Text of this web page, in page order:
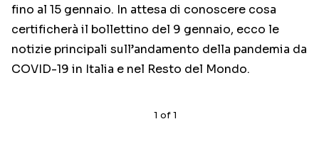
fino al 15 gennaio. In attesa di conoscere cosa
certificherà il bollettino del 9 gennaio, ecco le
notizie principali sull’andamento della pandemia da
COVID-19 in Italia e nel Resto del Mondo.
1 of1